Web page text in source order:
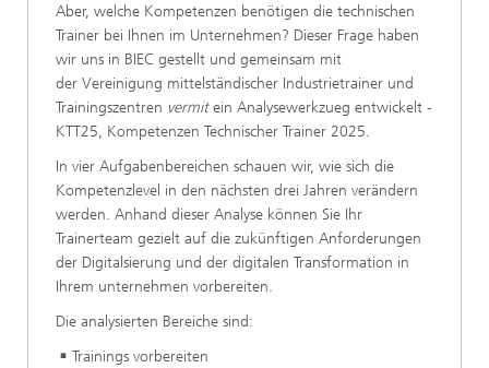
Aber, welche Kompetenzen benötigen die technischen
Trainer bei Ihnen im Unternehmen? Dieser Frage haben
wir uns in BIEC gestellt und gemeinsam mit
der Vereinigung mittelständischer Industrietrainer und
Trainingszentren vermitein Analysewerkzueg entwickelt -
KTT25, Kompetenzen Technischer Trainer 2025.
In vier Aufgabenbereichen schauen wir, wie sich die
Kompetenzlevel in den nächsten drei Jahren verändern
werden. Anhand dieser Analyse können Sie Ihr
Trainerteam gezielt auf die zukünftigen Anforderungen
der Digitalsierung und der digitalen Transformation in
Ihrem unternehmen vorbereiten.
Die analysierten Bereiche sind:
Trainings vorbereiten